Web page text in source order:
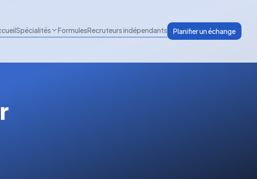
Spécialités FormulesRecruteurs indépendants Planifier un échange